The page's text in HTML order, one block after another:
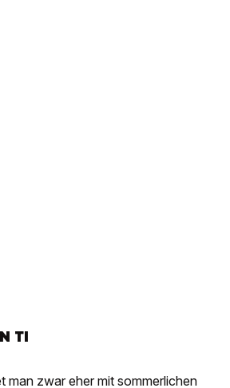
TI
man zwar eher mit sommerlichen